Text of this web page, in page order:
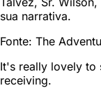
sua narrativa.
Fonte: The
It's really lovely to
receiving.